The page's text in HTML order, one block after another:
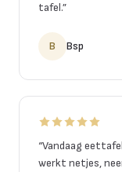
tafel.”
B Bsp
“Vandaag
werkt netjes,